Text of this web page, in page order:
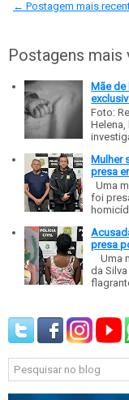
← Postagem mais
Postagens
Mãe de
Foto:
Mulher
presa
Uma
foi
presa
Uma
da